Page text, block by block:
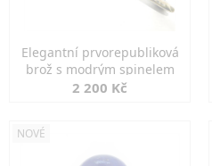
Elegantní prvorepubliková
brož s modrým spinelem
2 200 Kč
NOVÉ